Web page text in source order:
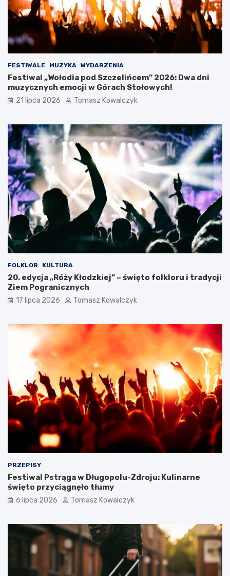
i
a
a
k
a
c
j
i
FESTIWALE MUZYKA WYDARZENIA
Festiwal „Wołodia pod Szczelińcem” 2026: Dwa dni
muzycznych emocji w Górach Stołowych!
21 lipca 2026 Tomasz Kowalczyk
FOLKLOR KULTURA
20. edycja „Róży Kłodzkiej” – święto folkloru i tradycji
Ziem Pogranicznych
17 lipca 2026 Tomasz Kowalczyk
PRZEPISY
Festiwal Pstrąga w Długopolu-Zdroju: Kulinarne
święto przyciągnęło tłumy
6 lipca 2026 Tomasz Kowalczyk